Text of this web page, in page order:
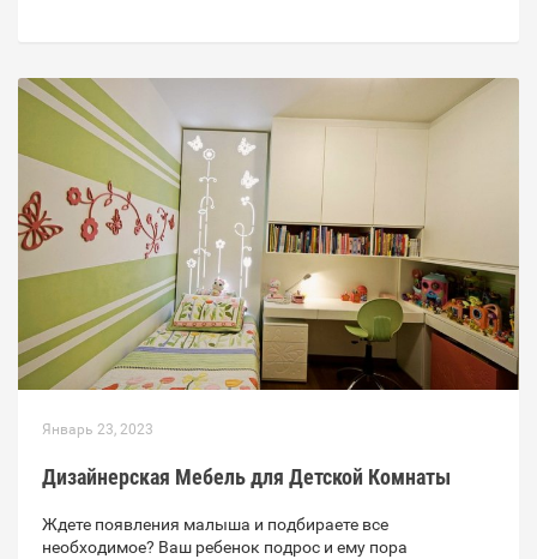
Январь 23, 2023
Дизайнерская Мебель для Детской Комнаты
Ждете появления малыша и подбираете все
необходимое? Ваш ребенок подрос и ему пора